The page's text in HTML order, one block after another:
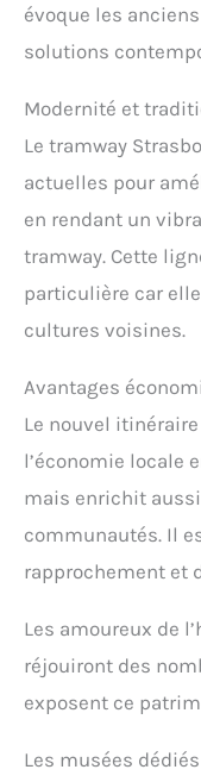
évoque les
solutions
Modernité et
Le tramway
actuelles pour
en rendant un
tramway. Cette
particulière car
cultures voisines.
Avantages
Le nouvel
l’économie locale
mais enrichit
communautés. Il
rapprochement et
Les amoureux de
réjouiront des
exposent ce
Les musées